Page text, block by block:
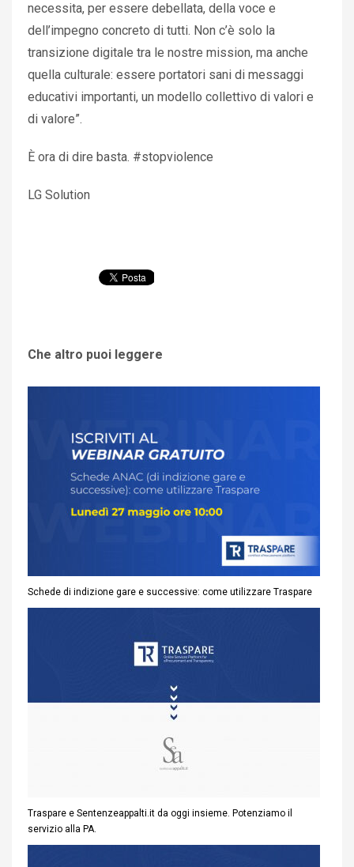
necessita, per essere debellata, della voce e
dell’impegno concreto di tutti. Non c’è solo la
transizione digitale tra le nostre mission, ma anche
quella culturale: essere portatori sani di messaggi
educativi importanti, un modello collettivo di valori e
di valore”.
È ora di dire basta. #stopviolence
LG Solution
Che altro puoi leggere
Schede di indizione gare e successive: come utilizzare Traspare
Traspare e Sentenzeappalti.it da oggi insieme. Potenziamo il
servizio alla PA.